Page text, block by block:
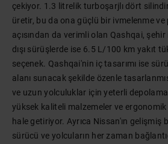
çekiyor. 1.3 litrelik turboşarjlı dört
üretir, bu da ona güçlü bir ivmelenme
açısından da verimli olan Qashqai,
dışı sürüşlerde ise 6.5 L/100 km yakıt
seçenek. Qashqai'nin iç tasarımı ise
alanı sunacak şekilde özenle
ve uzun yolculuklar için yeterli
yüksek kaliteli malzemeler ve
hale getiriyor. Ayrıca Nissan'ın
sürücü ve yolcuların her zaman